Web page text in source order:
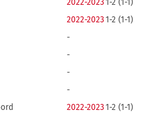
2022-20231-2 (1-1)
2022-20231-2 (1-1)
-
-
-
-
2022-20231-2 (1-1)